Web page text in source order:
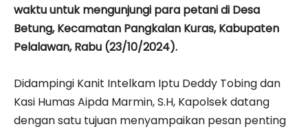
waktu untuk mengunjungi para petani di Desa
Betung, Kecamatan Pangkalan Kuras, Kabupaten
Pelalawan, Rabu (23/10/2024).
Didampingi Kanit Intelkam Iptu Deddy Tobing dan
Kasi Humas Aipda Marmin, S.H, Kapolsek datang
dengan satu tujuan menyampaikan pesan penting